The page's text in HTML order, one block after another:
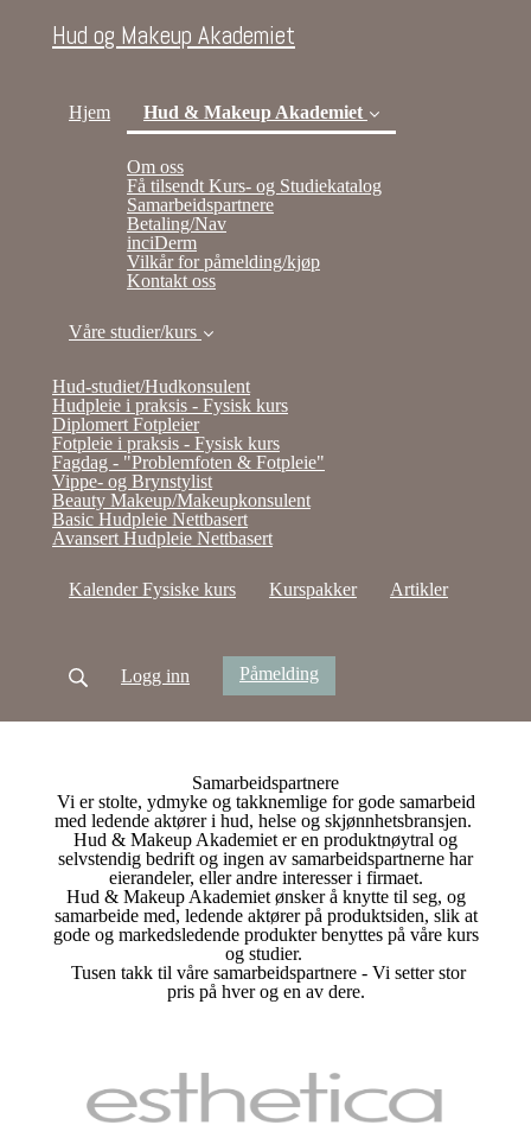
Hud og Makeup Akademiet
Hjem Hud & Makeup Akademiet
Om oss
Få tilsendt Kurs- og Studiekatalog
Samarbeidspartnere(current)
Betaling/Nav
inciDerm
Vilkår for påmelding/kjøp
Kontakt oss
Våre studier/kurs
Hud-studiet/Hudkonsulent
Hudpleie i praksis - Fysisk kurs
Diplomert Fotpleier
Fotpleie i praksis - Fysisk kurs
Fagdag - "Problemfoten & Fotpleie"
Vippe- og Brynstylist
Beauty Makeup/Makeupkonsulent
Basic Hudpleie Nettbasert
Avansert Hudpleie Nettbasert
Kalender Fysiske kurs Kurspakker Artikler
Logg inn Påmelding
Samarbeidspartnere
Vi er stolte, ydmyke og takknemlige for gode samarbeid
med ledende aktører i hud, helse og skjønnhetsbransjen.
Hud & Makeup Akademiet er en produktnøytral og
selvstendig bedrift og ingen av samarbeidspartnerne har
eierandeler, eller andre interesser i firmaet.
Hud & Makeup Akademiet ønsker å knytte til seg, og
samarbeide med, ledende aktører på produktsiden, slik at
gode og markedsledende produkter benyttes på våre kurs
og studier.
Tusen takk til våre samarbeidspartnere - Vi setter stor
pris på hver og en av dere.